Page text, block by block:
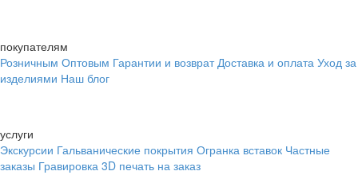
покупателям
Розничным Оптовым Гарантии и возврат Доставка и оплата Уход за
изделиями Наш блог
услуги
Экскурсии Гальванические покрытия Огранка вставок Частные
заказы Гравировка 3D печать на заказ